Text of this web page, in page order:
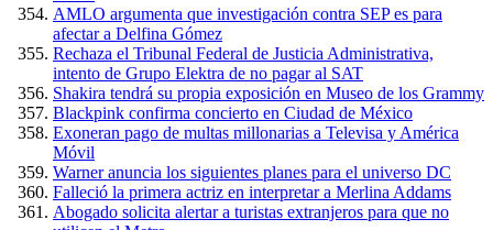
AMLO argumenta que investigación contra SEP es para
afectar a Delfina Gómez
Rechaza el Tribunal Federal de Justicia Administrativa,
intento de Grupo Elektra de no pagar al SAT
Shakira tendrá su propia exposición en Museo de los Grammy
Blackpink confirma concierto en Ciudad de México
Exoneran pago de multas millonarias a Televisa y América
Móvil
Warner anuncia los siguientes planes para el universo DC
Falleció la primera actriz en interpretar a Merlina Addams
Abogado solicita alertar a turistas extranjeros para que no